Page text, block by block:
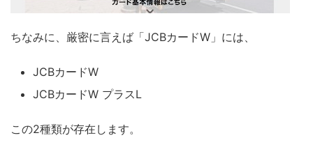
ちなみに、厳密に言えば「JCBカードW」には、
JCBカードW
JCBカードW プラスL
この2種類が存在します。